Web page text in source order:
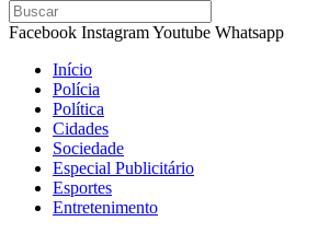
Facebook InstagramYoutube Whatsapp
Início
Polícia
Política
Cidades
Sociedade
Especial Publicitário
Esportes
Entretenimento